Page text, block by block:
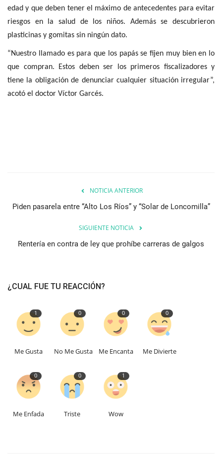
edad y que deben tener el máximo de antecedentes para evitar
riesgos en la salud de los niños. Además se descubrieron
plasticinas y gomitas sin ningún dato.
“Nuestro llamado es para que los papás se fijen muy bien en lo
que compran. Estos deben ser los primeros fiscalizadores y
tiene la obligación de denunciar cualquier situación irregular”,
acotó el doctor Víctor Garcés.
NOTICIA ANTERIOR
Piden pasarela entre “Alto Los Ríos” y “Solar de Loncomilla”
SIGUIENTE NOTICIA
Rentería en contra de ley que prohíbe carreras de galgos
¿CUAL FUE TU REACCIÓN?
1
Me Gusta
0
No Me Gusta
0
Me Encanta
0
Me Divierte
0
Me Enfada
0
Triste
1
Wow